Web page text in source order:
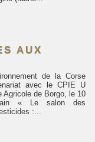
AUX
de la Corse
avec le CPIE U
Agricole de Borgo, le 10
« Le salon des
:...